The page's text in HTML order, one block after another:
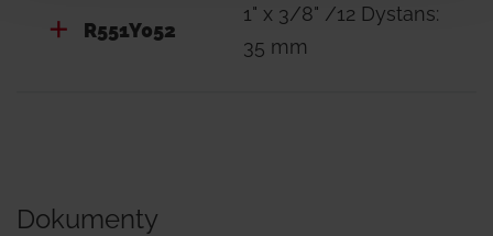
R551Y052
1" x 3/8" /12 Dystans:
35 mm
Dokumenty